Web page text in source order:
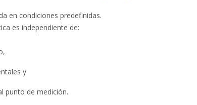
en condiciones predefinidas.
es independiente de:
y
punto de medición.